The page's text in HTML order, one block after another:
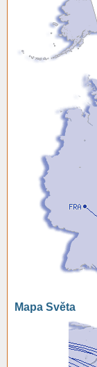
Mapa Světa